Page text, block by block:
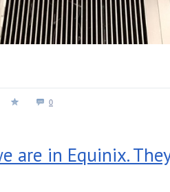
0
are in Equinix.